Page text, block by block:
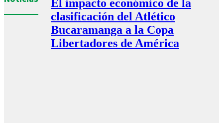
El impacto económico de la
clasificación del Atlético
Bucaramanga a la Copa
Libertadores de América